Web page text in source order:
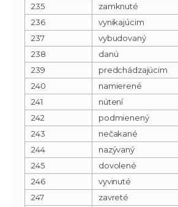
235
zamknuté
236
vynikajúcim
237
vybudovaný
238
danú
239
predchádzajúcim
240
namierené
241
nútení
242
podmienený
243
nečakané
244
nazývaný
245
dovolené
246
vyvinuté
247
zavreté